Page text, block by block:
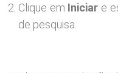
Clique em Iniciar e
de pesquisa.